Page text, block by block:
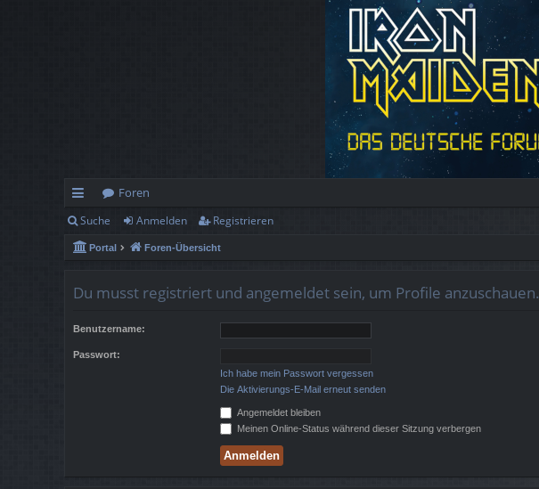
ch
ne
Foren
Suche Anmelden Registrieren
Portal Foren-Übersicht
Du musst registriert und angemeldet sein, um Profile anzuschauen.
Benutzername:
Passwort:
Ich habe mein Passwort vergessen
Die Aktivierungs-E-Mail erneut senden
Angemeldet bleiben
Meinen Online-Status während dieser Sitzung verbergen